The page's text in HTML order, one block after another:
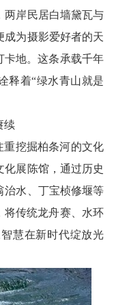
两岸民居白墙黛瓦与
成为摄影爱好者的天
卡地。这条承载千年
释着“绿水青山就是
续
挖掘柏条河的文化
化展陈馆，通过历史
治水、丁宝桢修堰等
将传统龙舟赛、水环
慧在新时代绽放光